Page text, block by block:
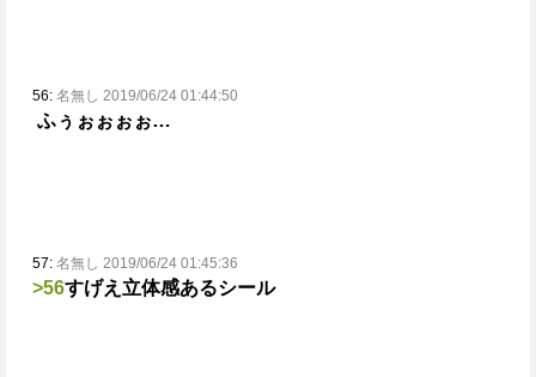
56: 名無し 2019/06/24 01:44:50
ふぅぉぉぉぉ…
57: 名無し 2019/06/24 01:45:36
>56すげえ立体感あるシール